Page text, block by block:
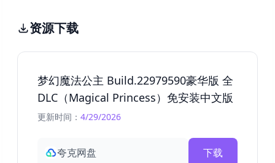
资源下载
梦幻魔法公主 Build.22979590豪华版 全
DLC（Magical Princess）免安装中文版
更新时间： 4/29/2026
夸克网盘 下载